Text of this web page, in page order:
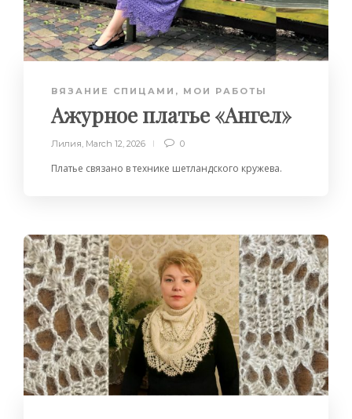
ВЯЗАНИЕ СПИЦАМИ , МОИ РАБОТЫ
Ажурное платье «Ангел»
Лилия March 12, 2026 0
Платье связано в технике шетландского кружева.